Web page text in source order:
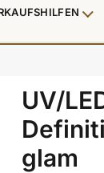
anzeigen
UV/
glam